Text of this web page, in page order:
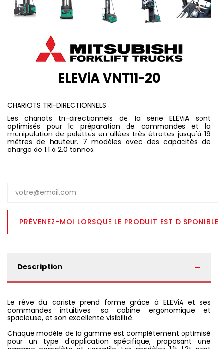
ELEViA VNT11-20
CHARIOTS TRI-DIRECTIONNELS
Les chariots tri-directionnels de la série ELEViA sont
optimisés pour la préparation de commandes et la
manipulation de palettes en allées très étroites jusqu'à 19
mètres de hauteur. 7 modèles avec des capacités de
charge de 1.1 à 2.0 tonnes.
Description
Le rêve du cariste prend forme grâce à ELEViA et ses
commandes intuitives, sa cabine ergonomique et
spacieuse, et son excellente visibilité.
Chaque modèle de la gamme est complètement optimisé
pour un type d'application spécifique, proposant une